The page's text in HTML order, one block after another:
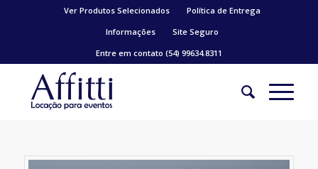
Ver Produtos Selecionados
Política de Entrega
Informações
Site Seguro
Entre em contato (54) 99634.8311